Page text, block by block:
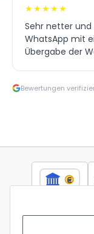
★★★★★
Sehr netter
WhatsApp mit
Übergabe der
Bewertungen